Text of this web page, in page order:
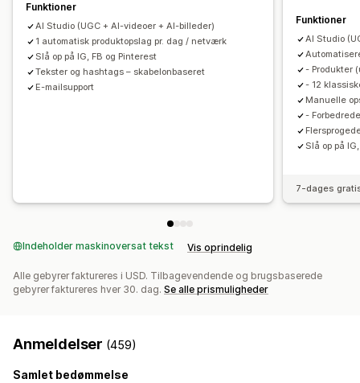
Funktioner
AI Studio (UGC + AI-videoer + AI-billeder)
1 automatisk produktopslag pr. dag / netværk
Slå op på IG, FB og Pinterest
Tekster og hashtags – skabelonbaseret
E-mailsupport
Funktioner
AI Studio
- Produkter
- 12
Manuelle
-
Slå op på
7-dages
Indeholder maskinoversat tekst Vis oprindelig
Alle gebyrer faktureres i USD. Tilbagevendende og brugsbaserede
gebyrer faktureres hver 30. dag. Se alle prismuligheder
Anmeldelser (459)
Samlet bedømmelse